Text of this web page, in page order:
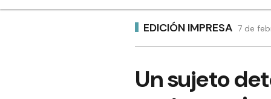
EDICIÓN IMPRESA 7 de
Un sujeto